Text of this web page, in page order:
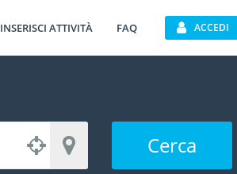
INSERISCI ATTIVITÀ FAQ ACCEDI
Cerca